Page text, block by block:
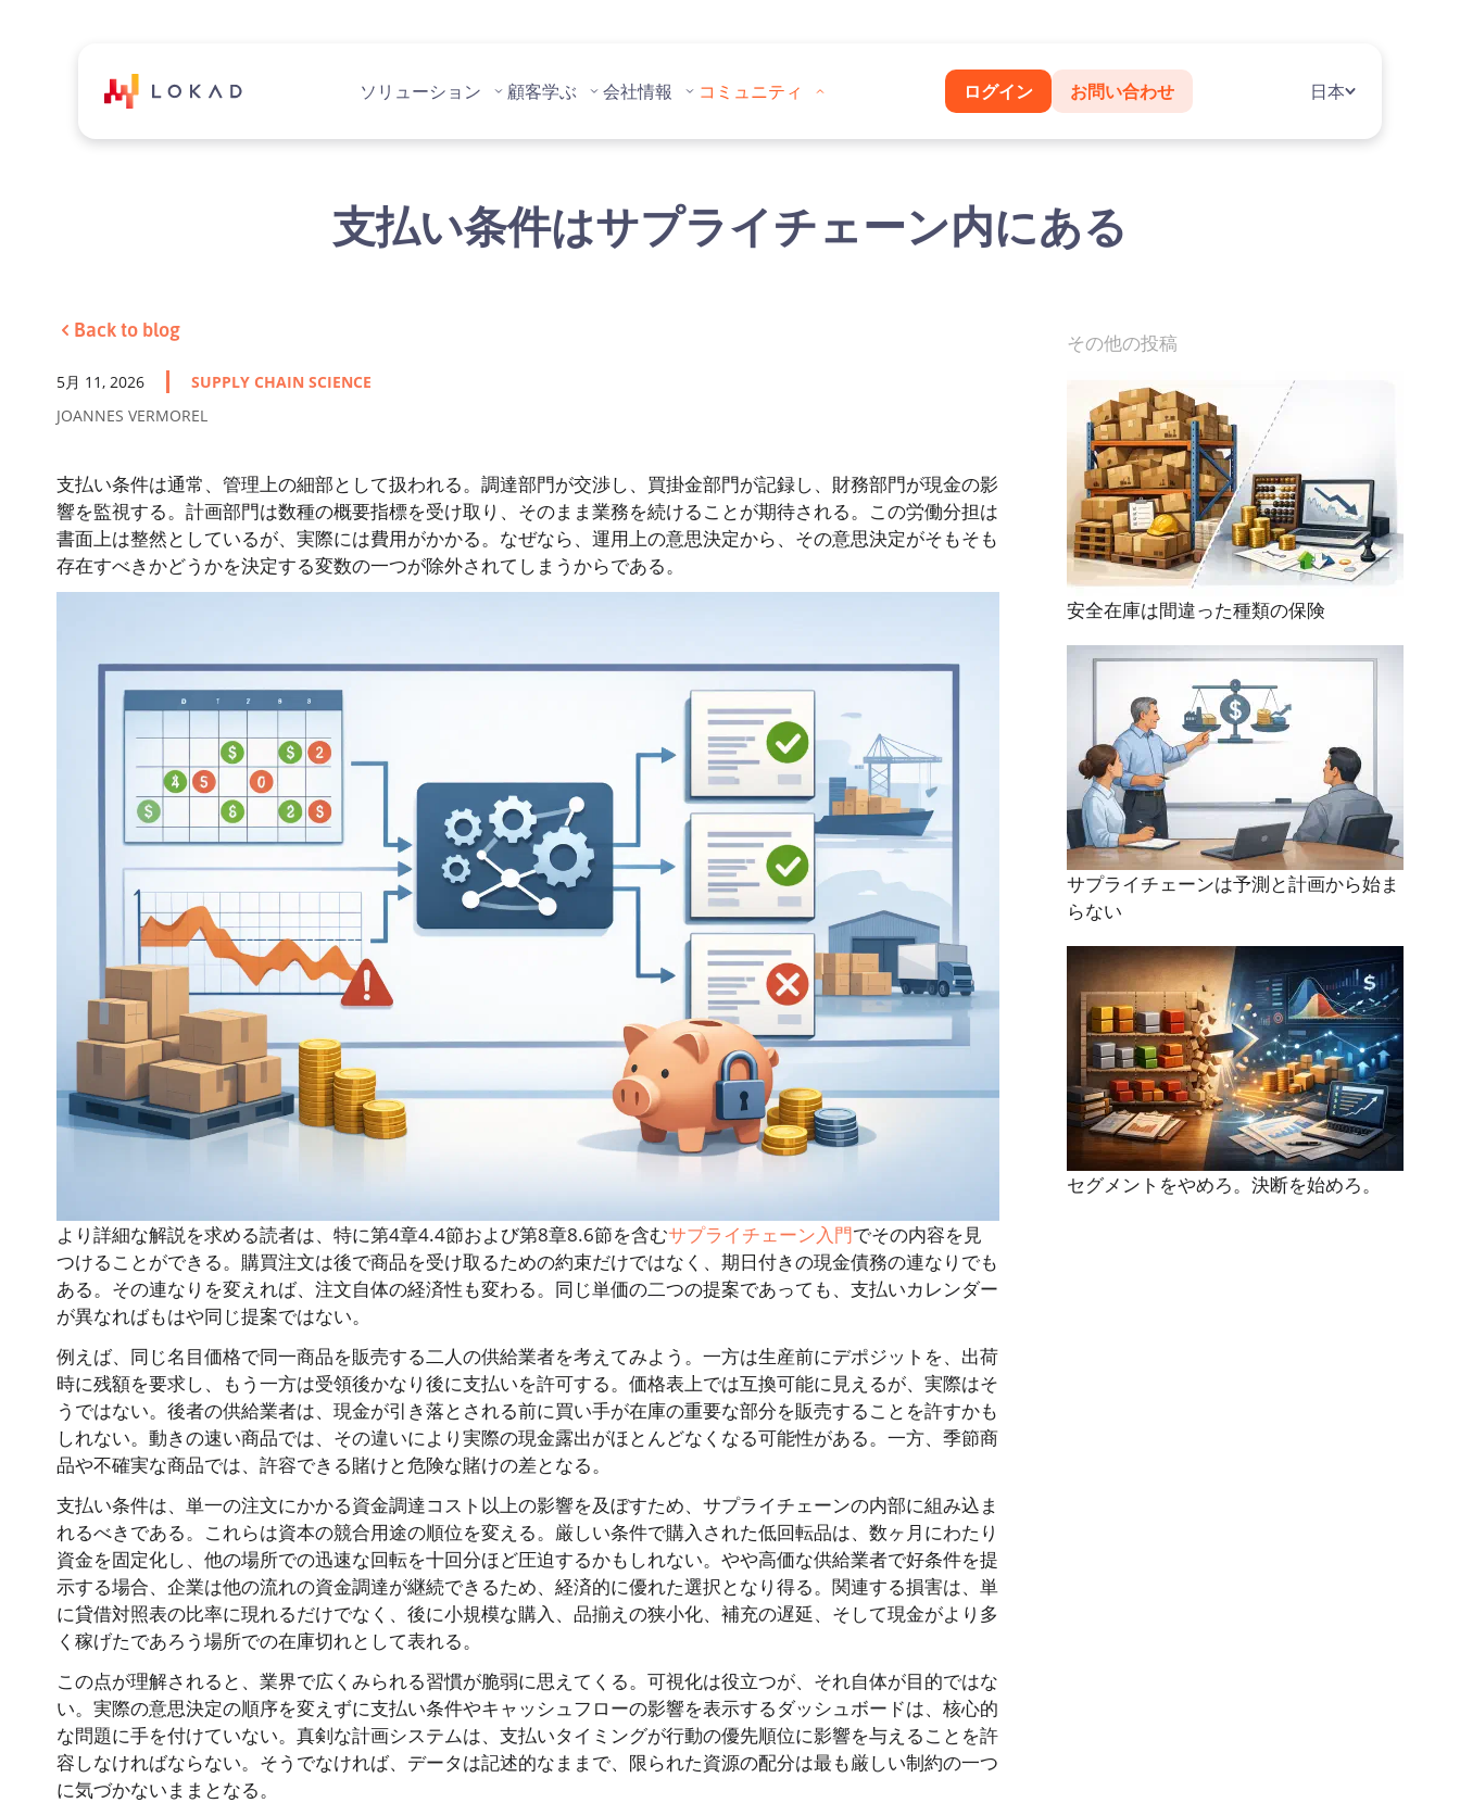
ソリューション 顧客学ぶ 会社情報 コミュニティ ログイン お問い合わせ 日本
支払い条件はサプライチェーン内にある
Back to blog
5月 11, 2026
SUPPLY CHAIN SCIENCE
JOANNES VERMOREL
支払い条件は通常、管理上の細部として扱われる。調達部門が交渉し、買掛金部門が記録し、財務部門が現金の影
響を監視する。計画部門は数種の概要指標を受け取り、そのまま業務を続けることが期待される。この労働分担は
書面上は整然としているが、実際には費用がかかる。なぜなら、運用上の意思決定から、その意思決定がそもそも
存在すべきかどうかを決定する変数の一つが除外されてしまうからである。
より詳細な解説を求める読者は、特に第4章4.4節および第8章8.6節を含むサプライチェーン入門でその内容を見
つけることができる。購買注文は後で商品を受け取るための約束だけではなく、期日付きの現金債務の連なりでも
ある。その連なりを変えれば、注文自体の経済性も変わる。同じ単価の二つの提案であっても、支払いカレンダー
が異なればもはや同じ提案ではない。
例えば、同じ名目価格で同一商品を販売する二人の供給業者を考えてみよう。一方は生産前にデポジットを、出荷
時に残額を要求し、もう一方は受領後かなり後に支払いを許可する。価格表上では互換可能に見えるが、実際はそ
うではない。後者の供給業者は、現金が引き落とされる前に買い手が在庫の重要な部分を販売することを許すかも
しれない。動きの速い商品では、その違いにより実際の現金露出がほとんどなくなる可能性がある。一方、季節商
品や不確実な商品では、許容できる賭けと危険な賭けの差となる。
支払い条件は、単一の注文にかかる資金調達コスト以上の影響を及ぼすため、サプライチェーンの内部に組み込ま
れるべきである。これらは資本の競合用途の順位を変える。厳しい条件で購入された低回転品は、数ヶ月にわたり
資金を固定化し、他の場所での迅速な回転を十回分ほど圧迫するかもしれない。やや高価な供給業者で好条件を提
示する場合、企業は他の流れの資金調達が継続できるため、経済的に優れた選択となり得る。関連する損害は、単
に貸借対照表の比率に現れるだけでなく、後に小規模な購入、品揃えの狭小化、補充の遅延、そして現金がより多
く稼げたであろう場所での在庫切れとして表れる。
この点が理解されると、業界で広くみられる習慣が脆弱に思えてくる。可視化は役立つが、それ自体が目的ではな
い。実際の意思決定の順序を変えずに支払い条件やキャッシュフローの影響を表示するダッシュボードは、核心的
な問題に手を付けていない。真剣な計画システムは、支払いタイミングが行動の優先順位に影響を与えることを許
容しなければならない。そうでなければ、データは記述的なままで、限られた資源の配分は最も厳しい制約の一つ
に気づかないままとなる。
その他の投稿
安全在庫は間違った種類の保険
サプライチェーンは予測と計画から始ま
らない
セグメントをやめろ。決断を始めろ。